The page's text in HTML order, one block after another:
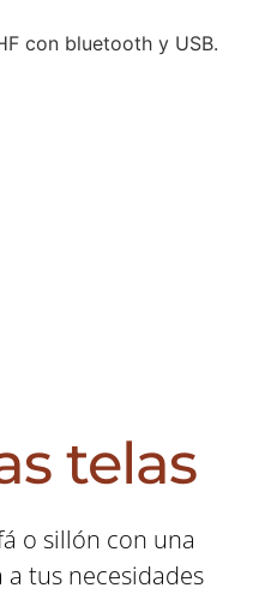
con bluetooth y USB.
telas
o sillón con una
tus necesidades